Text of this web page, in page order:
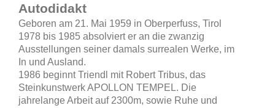
Autodidakt
Geboren am 21. Mai 1959 in Oberperfuss, Tirol
1978 bis 1985 absolviert er an die zwanzig
Ausstellungen seiner damals surrealen Werke, im
In und Ausland.
1986 beginnt Triendl mit Robert Tribus, das
Steinkunstwerk APOLLON TEMPEL. Die
jahrelange Arbeit auf 2300m, sowie Ruhe und